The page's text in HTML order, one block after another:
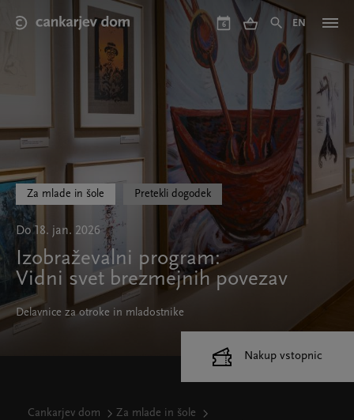
main
6 EN
Za mlade in šole Pretekli dogodek
Do 18. jan. 2026
Izobraževalni program:
Vidni svet brezmejnih povezav
Delavnice za otroke in mladostnike
Cankarjev dom
Za mlade in šole
Nakup vstopnic